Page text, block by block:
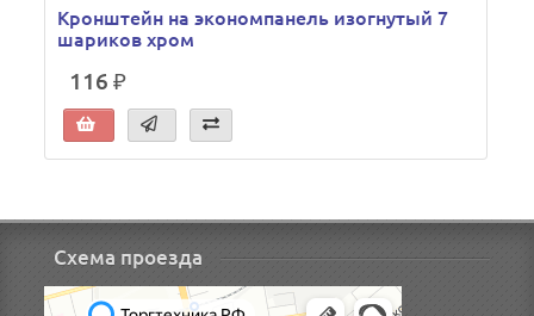
Кронштейн на экономпанель изогнутый 7
шариков хром
116 ₽
Схема проезда